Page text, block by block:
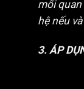
mối
hệ nếu
3. ÁP